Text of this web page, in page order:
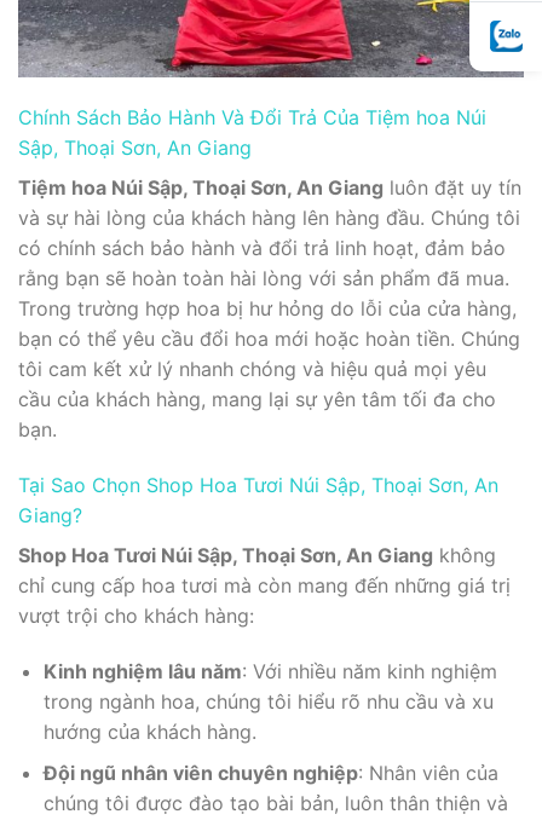
Chính Sách Bảo Hành Và Đổi Trả Của Tiệm hoa Núi
Sập, Thoại Sơn, An Giang
Tiệm hoa Núi Sập, Thoại Sơn, An Giang luôn đặt uy tín
và sự hài lòng của khách hàng lên hàng đầu. Chúng tôi
có chính sách bảo hành và đổi trả linh hoạt, đảm bảo
rằng bạn sẽ hoàn toàn hài lòng với sản phẩm đã mua.
Trong trường hợp hoa bị hư hỏng do lỗi của cửa hàng,
bạn có thể yêu cầu đổi hoa mới hoặc hoàn tiền. Chúng
tôi cam kết xử lý nhanh chóng và hiệu quả mọi yêu
cầu của khách hàng, mang lại sự yên tâm tối đa cho
bạn.
Tại Sao Chọn Shop Hoa Tươi Núi Sập, Thoại Sơn, An
Giang?
Shop Hoa Tươi Núi Sập, Thoại Sơn, An Giang không
chỉ cung cấp hoa tươi mà còn mang đến những giá trị
vượt trội cho khách hàng:
Kinh nghiệm lâu năm: Với nhiều năm kinh nghiệm
trong ngành hoa, chúng tôi hiểu rõ nhu cầu và xu
hướng của khách hàng.
Đội ngũ nhân viên chuyên nghiệp: Nhân viên của
chúng tôi được đào tạo bài bản, luôn thân thiện và